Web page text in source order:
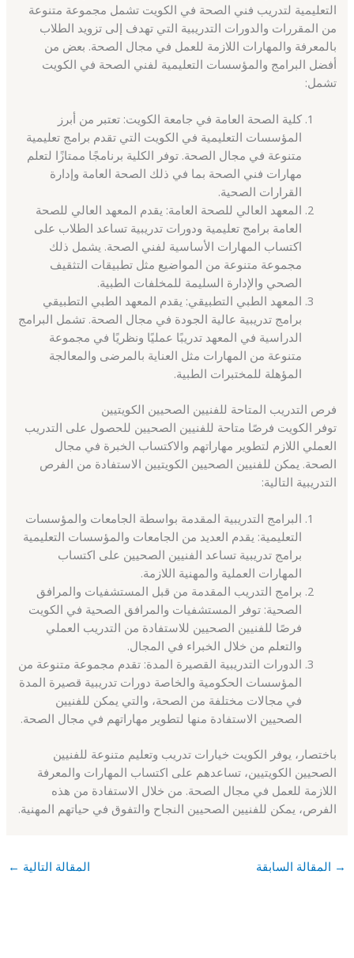
التعليمية لتدريب فني الصحة في الكويت تشمل مجموعة متنوعة
من المقررات والدورات التدريبية التي تهدف إلى تزويد الطلاب
بالمعرفة والمهارات اللازمة للعمل في مجال الصحة. بعض من
أفضل البرامج والمؤسسات التعليمية لفني الصحة في الكويت
تشمل:
كلية الصحة العامة في جامعة الكويت: تعتبر من أبرز
المؤسسات التعليمية في الكويت التي تقدم برامج تعليمية
متنوعة في مجال الصحة. توفر الكلية برنامجًا ممتازًا لتعلم
مهارات فني الصحة بما في ذلك الصحة العامة وإدارة
القرارات الصحية.
المعهد العالي للصحة العامة: يقدم المعهد العالي للصحة
العامة برامج تعليمية ودورات تدريبية تساعد الطلاب على
اكتساب المهارات الأساسية لفني الصحة. يشمل ذلك
مجموعة متنوعة من المواضيع مثل تطبيقات التثقيف
الصحي والإدارة السليمة للمخلفات الطبية.
المعهد الطبي التطبيقي: يقدم المعهد الطبي التطبيقي
برامج تدريبية عالية الجودة في مجال الصحة. تشمل البرامج
الدراسية في المعهد تدريبًا عمليًا ونظريًا في مجموعة
متنوعة من المهارات مثل العناية بالمرضى والمعالجة
المؤهلة للمختبرات الطبية.
فرص التدريب المتاحة للفنيين الصحيين الكويتيين
توفر الكويت فرصًا متاحة للفنيين الصحيين للحصول على التدريب
العملي اللازم لتطوير مهاراتهم والاكتساب الخبرة في مجال
الصحة. يمكن للفنيين الصحيين الكويتيين الاستفادة من الفرص
التدريبية التالية:
البرامج التدريبية المقدمة بواسطة الجامعات والمؤسسات
التعليمية: يقدم العديد من الجامعات والمؤسسات التعليمية
برامج تدريبية تساعد الفنيين الصحيين على اكتساب
المهارات العملية والمهنية اللازمة.
برامج التدريب المقدمة من قبل المستشفيات والمرافق
الصحية: توفر المستشفيات والمرافق الصحية في الكويت
فرصًا للفنيين الصحيين للاستفادة من التدريب العملي
والتعلم من خلال الخبراء في المجال.
الدورات التدريبية القصيرة المدة: تقدم مجموعة متنوعة من
المؤسسات الحكومية والخاصة دورات تدريبية قصيرة المدة
في مجالات مختلفة من الصحة، والتي يمكن للفنيين
الصحيين الاستفادة منها لتطوير مهاراتهم في مجال الصحة.
باختصار، يوفر الكويت خيارات تدريب وتعليم متنوعة للفنيين
الصحيين الكويتيين، تساعدهم على اكتساب المهارات والمعرفة
اللازمة للعمل في مجال الصحة. من خلال الاستفادة من هذه
الفرص، يمكن للفنيين الصحيين النجاح والتفوق في حياتهم المهنية.
→ المقالة السابقة المقالة التالية ←